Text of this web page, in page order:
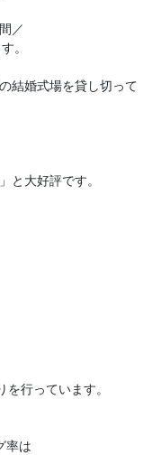
／
。
結婚式場を貸し切って
と大好評です。
行っています。
率は